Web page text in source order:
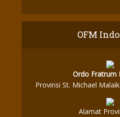
OFM
Ordo Fratrum
Provinsi St. Michael
Alamat